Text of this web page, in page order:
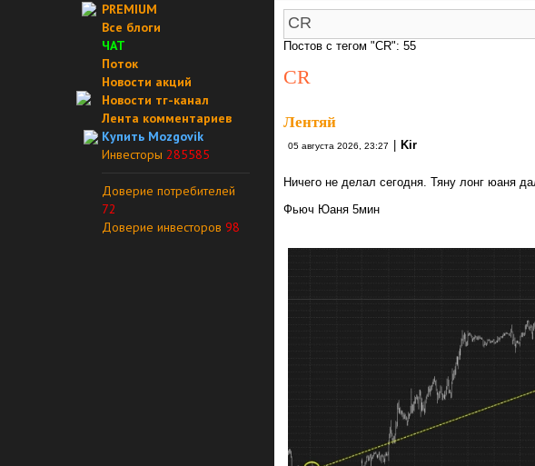
PREMIUM
Все блоги
ЧАТ
Поток
Новости акций
Новости тг-канал
Лента комментариев
Купить Mozgovik
Инвесторы 285585
Доверие потребителей
72
Доверие инвесторов 98
Постов с тегом "CR": 55
CR
Лентяй
05 августа 2026, 23:27 | Kir
Ничего не делал сегодня. Тяну лонг юаня
Фьюч Юаня 5мин